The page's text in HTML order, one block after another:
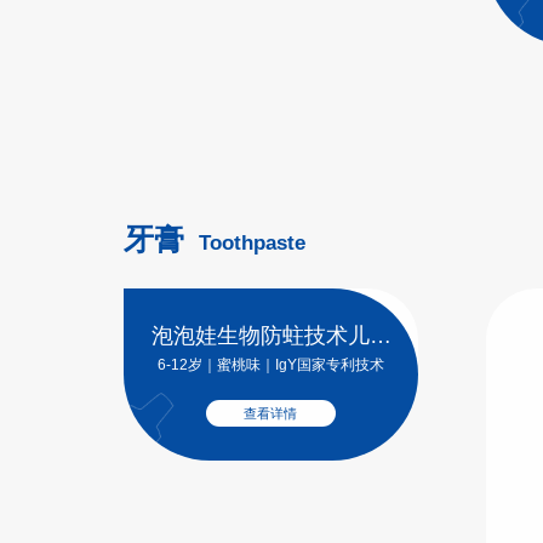
牙膏 Toothpaste
泡泡娃生物防蛀技术儿童
牙膏
6-12岁｜蜜桃味｜IgY国家专利技术
查看详情